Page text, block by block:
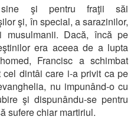
sine şi pentru fraţii săi
şi, în special, a sarazinilor,
Dacă, încă pe
era aceea de a lupta
Francisc a schimbat
dintâi care i-a privit ca pe
nu impunând-o cu
şi dispunându-se pentru
sufere chiar martiriul.